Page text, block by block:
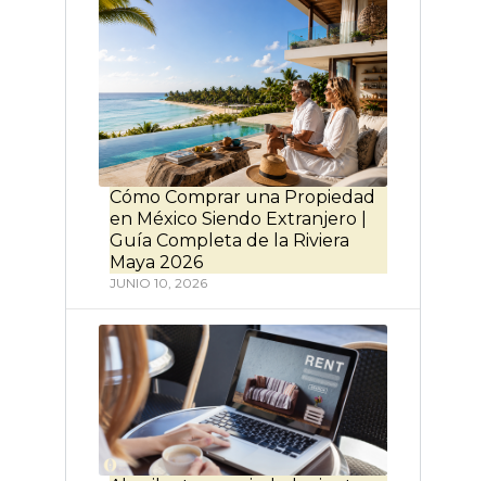
Cómo Comprar una Propiedad
en México Siendo Extranjero |
Guía Completa de la Riviera
Maya 2026
JUNIO 10, 2026